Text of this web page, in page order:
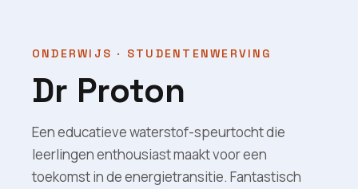
ONDERWIJS · STUDENTENWERVING
Dr Proton
Een educatieve waterstof-speurtocht die
leerlingen enthousiast maakt voor een
toekomst in de energietransitie. Fantastisch